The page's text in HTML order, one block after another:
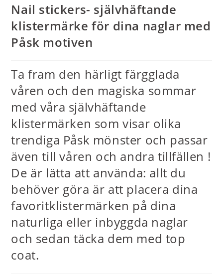
Nail stickers- självhäftande
klistermärke för dina naglar med
Påsk motiven
Ta fram den härligt färgglada
våren och den magiska sommar
med våra självhäftande
klistermärken som visar olika
trendiga Påsk mönster och passar
även till våren och andra tillfällen !
De är lätta att använda: allt du
behöver göra är att placera dina
favoritklistermärken på dina
naturliga eller inbyggda naglar
och sedan täcka dem med top
coat.